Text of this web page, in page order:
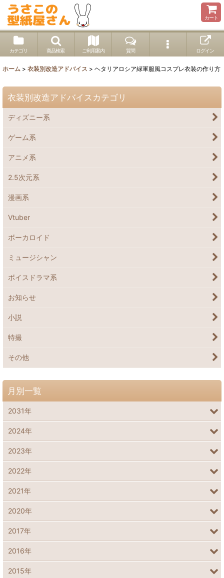
カート
カテゴリ 商品検索 ご利用案内 質問 ログイン
ホーム > 衣装別改造アドバイス > ヘタリアロシア緑軍服風コスプレ衣装の作り方
衣装別改造アドバイスカテゴリ
ディズニー系
ゲーム系
アニメ系
2.5次元系
漫画系
Vtuber
ボーカロイド
ミュージシャン
ボイスドラマ系
お知らせ
小説
特撮
その他
月別一覧
2031年
2024年
2023年
2022年
2021年
2020年
2017年
2016年
2015年